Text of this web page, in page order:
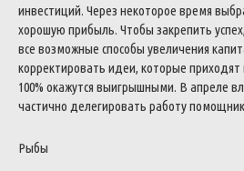
инвестиций. Через некоторое время
хорошую прибыль. Чтобы закрепить успех,
все возможные способы увеличения
корректировать идеи, которые приходят
100% окажутся выигрышными. В апреле
частично делегировать работу
Рыбы